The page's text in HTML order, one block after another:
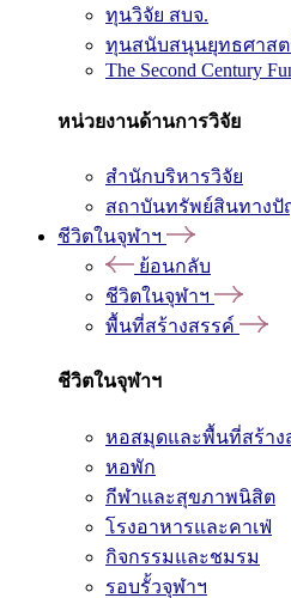
ทุนวิจัย สบจ.
ทุนสนับสนุนยุทธศาสต
The Second Century
หน่วยงานด้านการวิจัย
สำนักบริหารวิจัย
สถาบันทรัพย์สินทาง
ชีวิตในจุฬาฯ
ย้อนกลับ
ชีวิตในจุฬาฯ
พื้นที่สร้างสรรค์
ชีวิตในจุฬาฯ
หอสมุดและพื้นที่สร้าง
หอพัก
กีฬาและสุขภาพนิสิต
โรงอาหารและคาเฟ่
กิจกรรมและชมรม
รอบรั้วจุฬาฯ